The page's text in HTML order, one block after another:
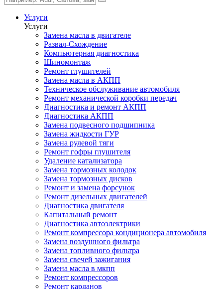
Услуги
Услуги
Замена масла в двигателе
Развал-Схождение
Компьютерная диагностика
Шиномонтаж
Ремонт глушителей
Замена масла в АКПП
Техническое обслуживание автомобиля
Ремонт механической коробки передач
Диагностика и ремонт АКПП
Диагностика АКПП
Замена подвесного подшипника
Замена жидкости ГУР
Замена рулевой тяги
Ремонт гофры глушителя
Удаление катализатора
Замена тормозных колодок
Замена тормозных дисков
Ремонт и замена форсунок
Ремонт дизельных двигателей
Диагностика двигателя
Капитальный ремонт
Диагностика автоэлектрики
Ремонт компрессора кондиционера автомобиля
Замена воздушного фильтра
Замена топливного фильтра
Замена свечей зажигания
Замена масла в мкпп
Ремонт компрессоров
Ремонт карданов